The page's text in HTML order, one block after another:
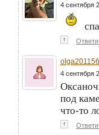
4 сентября
↑
4 сентября
под
что-то
↑